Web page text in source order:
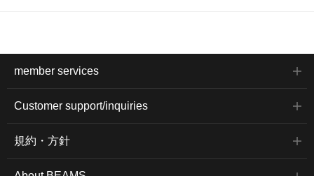
member services
Customer support/inquiries
規約・方針